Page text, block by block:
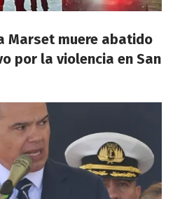
Marset muere abatido
por la violencia en San